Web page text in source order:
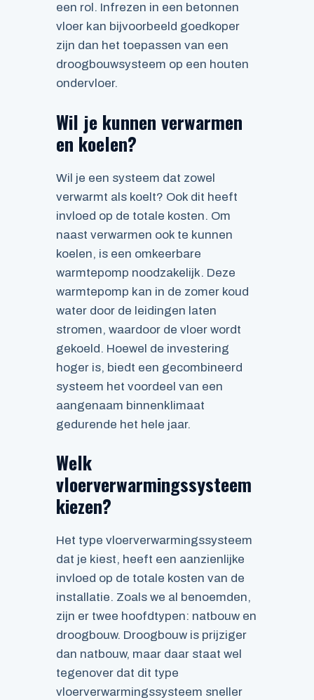
een rol. Infrezen in een betonnen
vloer kan bijvoorbeeld goedkoper
zijn dan het toepassen van een
droogbouwsysteem op een houten
ondervloer.
Wil je kunnen verwarmen
en koelen?
Wil je een systeem dat zowel
verwarmt als koelt? Ook dit heeft
invloed op de totale kosten. Om
naast verwarmen ook te kunnen
koelen, is een omkeerbare
warmtepomp noodzakelijk. Deze
warmtepomp kan in de zomer koud
water door de leidingen laten
stromen, waardoor de vloer wordt
gekoeld. Hoewel de investering
hoger is, biedt een gecombineerd
systeem het voordeel van een
aangenaam binnenklimaat
gedurende het hele jaar.
Welk
vloerverwarmingssysteem
kiezen?
Het type vloerverwarmingssysteem
dat je kiest, heeft een aanzienlijke
invloed op de totale kosten van de
installatie. Zoals we al benoemden,
zijn er twee hoofdtypen: natbouw en
droogbouw. Droogbouw is prijziger
dan natbouw, maar daar staat wel
tegenover dat dit type
vloerverwarmingssysteem sneller